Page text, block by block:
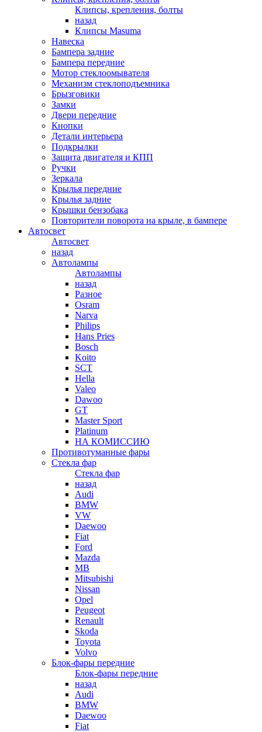
Клипсы, крепления, болты
назад
Клипсы Masuma
Навеска
Бампера задние
Бампера передние
Мотор стеклоомывателя
Механизм стеклоподъемника
Брызговики
Замки
Двери передние
Кнопки
Детали интерьера
Подкрылки
Защита двигателя и КПП
Ручки
Зеркала
Крылья передние
Крылья задние
Крышки бензобака
Повторители поворота на крыле, в бампере
Автосвет
Автосвет
назад
Автолампы
Автолампы
назад
Разное
Osram
Narva
Philips
Hans Pries
Bosch
Koito
SCT
Hella
Valeo
Dawoo
GT
Master Sport
Platinum
НА КОМИССИЮ
Противотуманные фары
Стекла фар
Стекла фар
назад
Audi
BMW
VW
Daewoo
Fiat
Ford
Mazda
MB
Mitsubishi
Nissan
Opel
Peugeot
Renault
Skoda
Toyota
Volvo
Блок-фары передние
Блок-фары передние
назад
Audi
BMW
Daewoo
Fiat